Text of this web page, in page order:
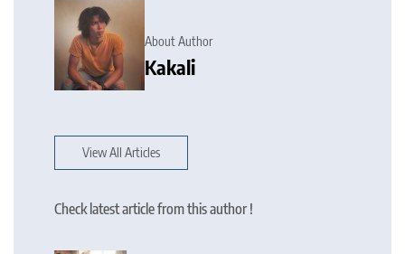
About Author
Kakali
View All Articles
Check latest article from this author !